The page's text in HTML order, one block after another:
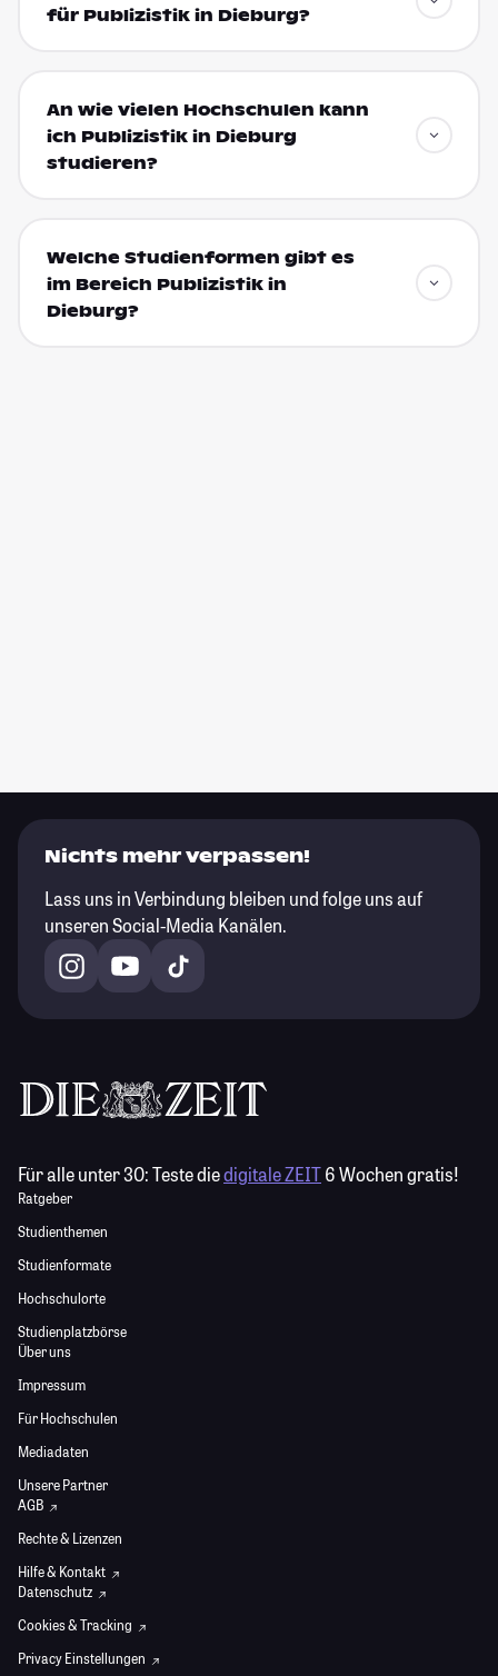
für Publizistik in Dieburg?
An wie vielen Hochschulen kann
ich Publizistik in Dieburg
studieren?
Welche Studienformen gibt es
im Bereich Publizistik in
Dieburg?
Nichts mehr verpassen!
Lass uns in Verbindung bleiben und folge uns auf
unseren Social-Media Kanälen.
Für alle unter 30:Teste diedigitale ZEIT6 Wochen gratis!
Ratgeber
Studienthemen
Studienformate
Hochschulorte
Studienplatzbörse
Über uns
Impressum
Für Hochschulen
Mediadaten
Unsere Partner
AGB
Rechte & Lizenzen
Hilfe & Kontakt
Datenschutz
Cookies & Tracking
Privacy Einstellungen